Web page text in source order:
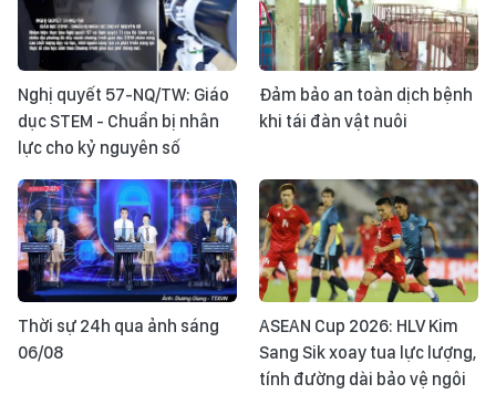
Nghị quyết 57-NQ/TW: Giáo
dục STEM - Chuẩn bị nhân
lực cho kỷ nguyên số
Đảm bảo an toàn dịch bệnh
khi tái đàn vật nuôi
Thời sự 24h qua ảnh sáng
06/08
ASEAN Cup 2026: HLV Kim
Sang Sik xoay tua lực lượng,
tính đường dài bảo vệ ngôi